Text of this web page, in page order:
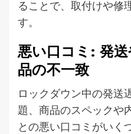
ることで、取付けや修
す。
悪い口コミ: 発
品の不一致
ロックダウン中の発送
題、商品のスペックや
との悪い口コミがいく